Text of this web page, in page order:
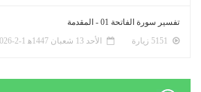
تفسير سورة الفاتحة 01 - المقدمة
الأحد 13 شعبان 1447ﻫ 1-2-2026م